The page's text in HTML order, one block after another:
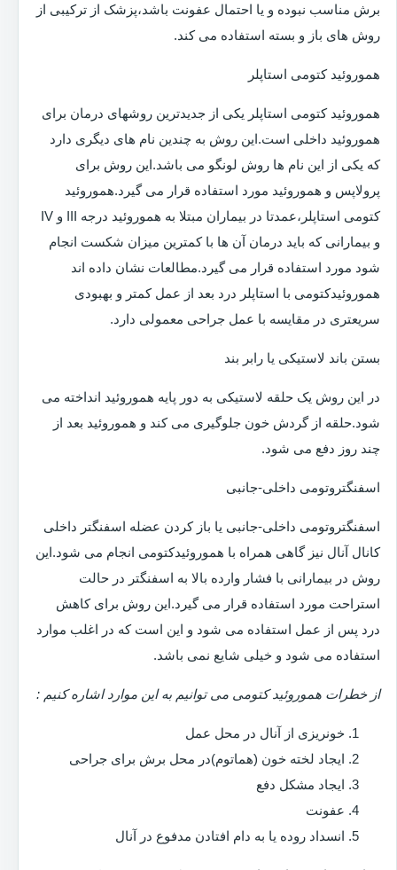
برش مناسب نبوده و یا احتمال عفونت باشد،پزشک از ترکیبی از
روش های باز و بسته استفاده می کند.
هموروئید کتومی استاپلر
هموروئید کتومی استاپلر یکی از جدیدترین روشهای درمان برای
هموروئید داخلی است.این روش به چندین نام های دیگری دارد
که یکی از این نام ها روش لونگو می باشد.این روش برای
پرولاپس و هموروئید مورد استفاده قرار می گیرد.هموروئید
کتومی استاپلر،عمدتا در بیماران مبتلا به هموروئید درجه III و IV
و بیمارانی که باید درمان آن ها با کمترین میزان شکست انجام
شود مورد استفاده قرار می گیرد.مطالعات نشان داده اند
هموروئیدکتومی با استاپلر درد بعد از عمل کمتر و بهبودی
سریعتری در مقایسه با عمل جراحی معمولی دارد.
بستن باند لاستیکی یا رابر بند
در این روش یک حلقه لاستیکی به دور پایه هموروئید انداخته می
شود.حلقه از گردش خون جلوگیری می کند و هموروئید بعد از
چند روز دفع می شود.
اسفنگتروتومی داخلی-جانبی
اسفنگتروتومی داخلی-جانبی یا باز کردن عضله اسفنگتر داخلی
کانال آنال نیز گاهی همراه با هموروئیدکتومی انجام می شود.این
روش در بیمارانی با فشار وارده بالا به اسفنگتر در حالت
استراحت مورد استفاده قرار می گیرد.این روش برای کاهش
درد پس از عمل استفاده می شود و این است که در اغلب موارد
استفاده می شود و خیلی شایع نمی باشد.
از خطرات هموروئید کتومی می توانیم به این موارد اشاره کنیم :
خونریزی از آنال در محل عمل
ایجاد لخته خون (هماتوم)در محل برش برای جراحی
ایجاد مشکل دفع
عفونت
انسداد روده یا به دام افتادن مدفوع در آنال